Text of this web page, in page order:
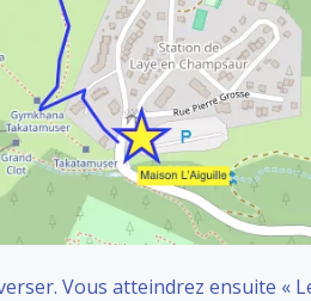
Vous atteindrez ensuite «